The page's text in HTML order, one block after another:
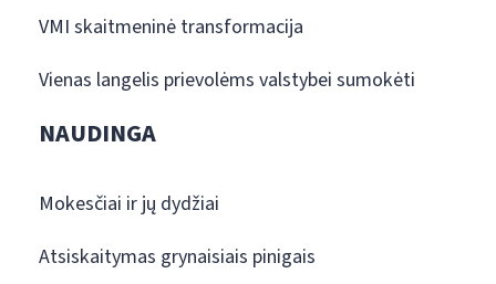
VMI skaitmeninė transformacija
Vienas langelis prievolėms valstybei sumokėti
NAUDINGA
Mokesčiai ir jų dydžiai
Atsiskaitymas grynaisiais pinigais